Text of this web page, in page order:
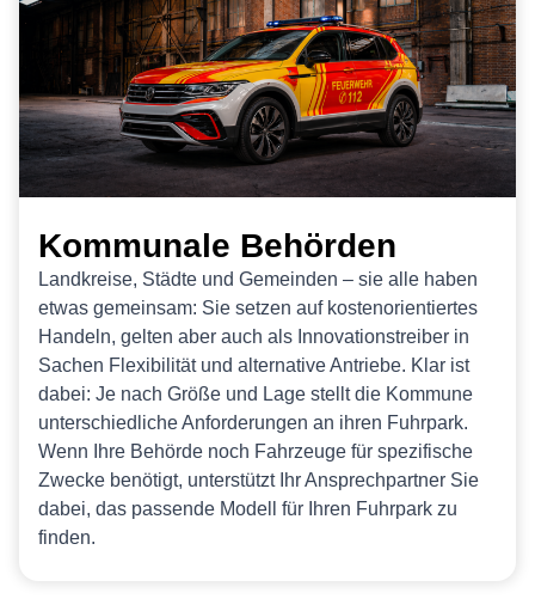
Kommunale Behörden
Landkreise, Städte und Gemeinden – sie alle haben
etwas gemeinsam: Sie setzen auf kostenorientiertes
Handeln, gelten aber auch als Innovationstreiber in
Sachen Flexibilität und alternative Antriebe. Klar ist
dabei: Je nach Größe und Lage stellt die Kommune
unterschiedliche Anforderungen an ihren Fuhrpark.
Wenn Ihre Behörde noch Fahrzeuge für spezifische
Zwecke benötigt, unterstützt Ihr Ansprechpartner Sie
dabei, das passende Modell für Ihren Fuhrpark zu
finden.